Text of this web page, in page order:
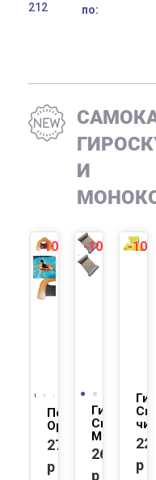
212
по:
И
-10% NEW
Подушка,
Оранжевый
2757
р
-10% NEW
Сигвей
2634
р
-
р